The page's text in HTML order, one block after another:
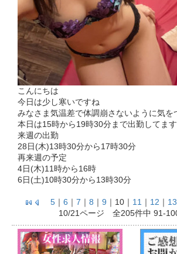
こんにちは
今日は少し寒いですね
みなさま気温差で体調崩さないように気
本日は15時から19時30分まで出勤してます
来週の出勤
28日(木)13時30分から17時30分
再来週の予定
4日(木)11時から16時
6日(土)10時30分から13時30分
5 ｜ 6 ｜ 7 ｜ 8 ｜ 9 ｜ 10 ｜ 11 ｜ 12 ｜ 13
10/21ページ 全205件中 91-